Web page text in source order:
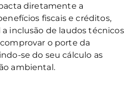
diretamente a
fiscais e créditos,
inclusão de laudos técnicos
o porte da
se do seu cálculo as
ambiental.